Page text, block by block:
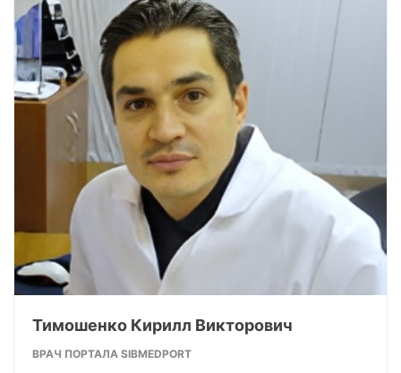
Тимошенко Кирилл Викторович
ВРАЧ ПОРТАЛА SIBMEDPORT